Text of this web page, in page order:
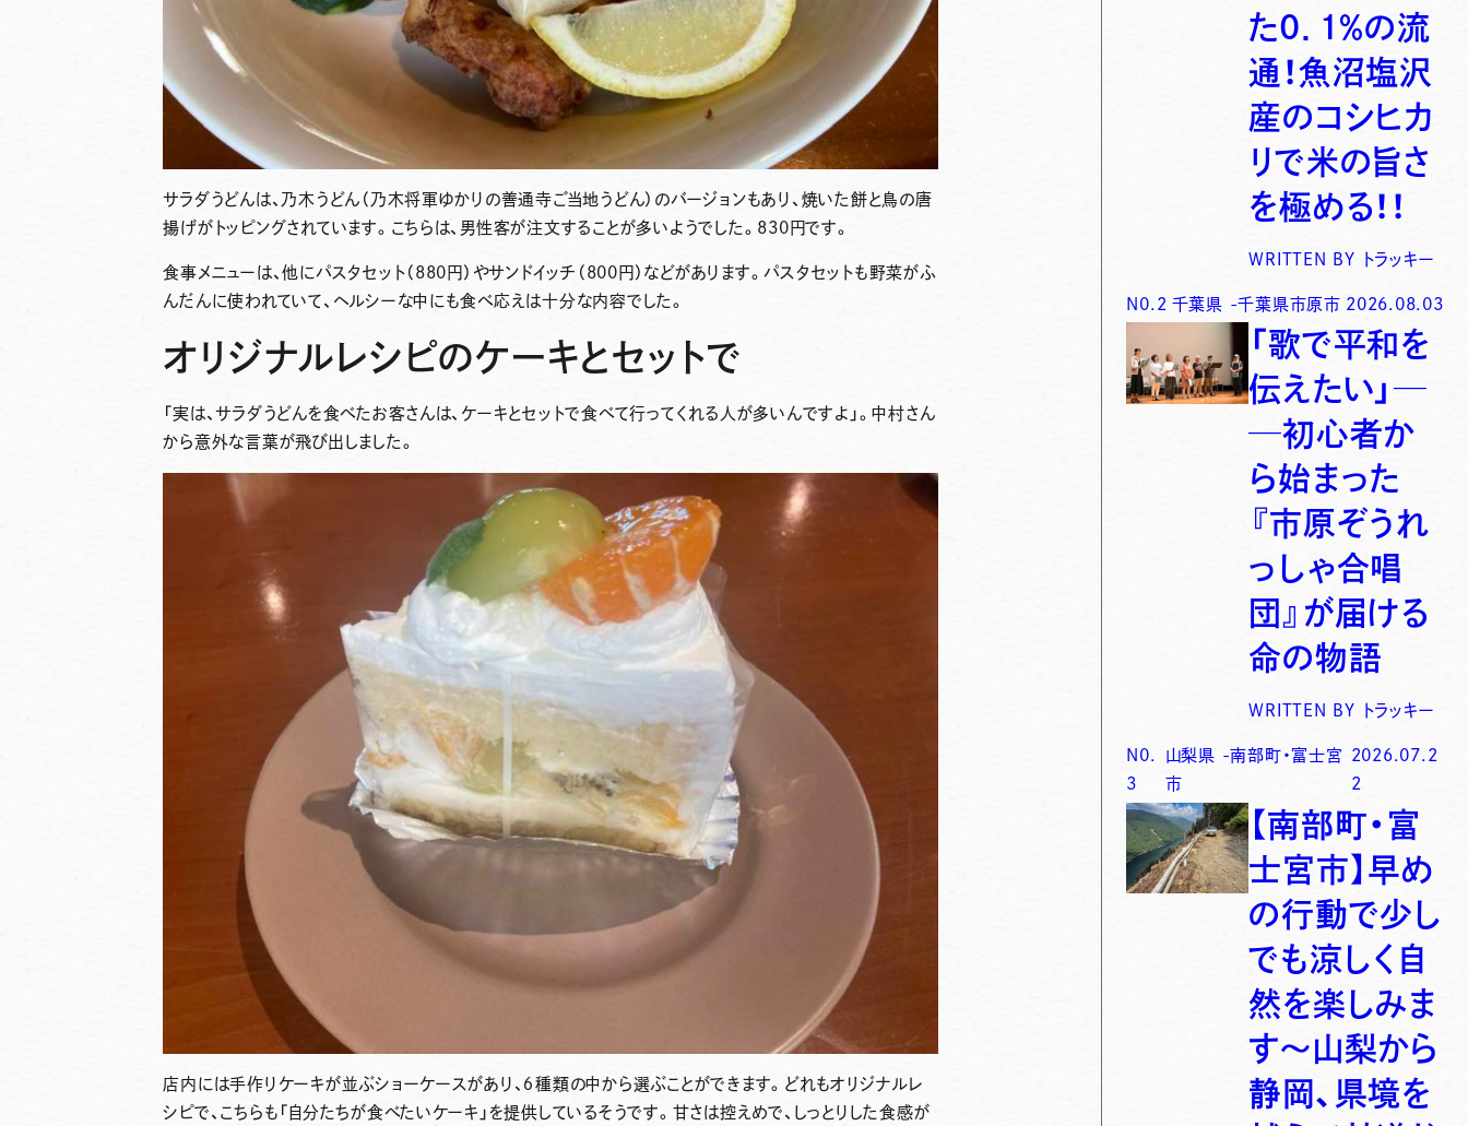
サラダうどんは、乃木うどん（乃木将軍ゆかりの善通寺ご当地うどん）のバージョンもあり、焼いた餅と鳥の唐
揚げがトッピングされています。こちらは、男性客が注文することが多いようでした。830円です。
食事メニューは、他にパスタセット（880円）やサンドイッチ（800円）などがあります。パスタセットも野菜がふ
んだんに使われていて、ヘルシーな中にも食べ応えは十分な内容でした。
オリジナルレシピのケーキとセットで
「実は、サラダうどんを食べたお客さんは、ケーキとセットで食べて行ってくれる人が多いんですよ」。中村さん
から意外な言葉が飛び出しました。
店内には手作りケーキが並ぶショーケースがあり、６種類の中から選ぶことができます。どれもオリジナルレ
シピで、こちらも「自分たちが食べたいケーキ」を提供しているそうです。甘さは控えめで、しっとりした食感が
た0．1％の流
通！魚沼塩沢
産のコシヒカ
リで米の旨さ
を極める！！
WRITTEN BY トラッキー
N0. 2 千葉県 -千葉県市原市 2026.08.03
「歌で平和を
伝えたい」─
─初心者か
ら始まった
『市原ぞうれ
っしゃ合唱
団』が届ける
命の物語
WRITTEN BY トラッキー
N0.
3
山梨県 -南部町・富士宮
市
2026.07.2
2
【南部町・富
士宮市】早め
の行動で少し
でも涼しく自
然を楽しみま
す〜山梨から
静岡、県境を